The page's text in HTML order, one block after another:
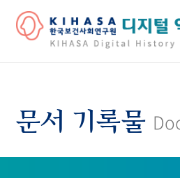
문서 기록물